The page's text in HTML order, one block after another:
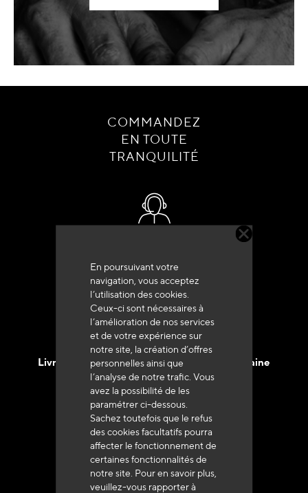
En poursuivant votre
navigation, vous acceptez
l’utilisation des cookies.
Ceux-ci sont nécessaires à
l’amélioration de nos services
et de votre expérience sur
notre site, la création d’offres
personnelles ainsi que
l’analyse de notre trafic. Vous
avez la possibilité de les
paramétrer ci-dessous.
Sachez toutefois que le refus
des cookies facultatifs pourra
affecter le fonctionnement de
certaines fonctionnalités de
notre site. Pour en savoir plus,
veuillez-vous rapporter à
COMMANDEZ
EN TOUTE
TRANQUILITÉ
+33 (0)4 79 72 62 22 Taper 1
Livraison en 48h à 72h en France Métropolitaine
Franco de port
à 250 euros*